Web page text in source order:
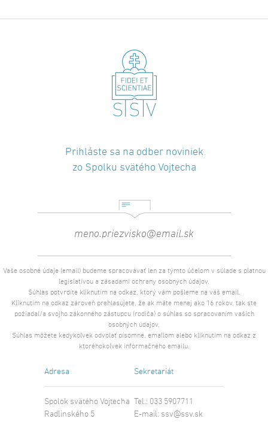
Prihláste sa na odber noviniek
zo Spolku svätého Vojtecha
Vaše osobné údaje (email) budeme spracovávať len za týmto účelom v súlade s platnou
legislatívou a zásadami ochrany osobných údajov.
Súhlas potvrdíte kliknutím na odkaz, ktorý vám pošleme na váš email.
Kliknutím na odkaz zároveň prehlasujete, že ak máte menej ako 16 rokov, tak ste
požiadal/a svojho zákonného zástupcu (rodiča) o súhlas so spracovaním vašich
osobných údajov.
Súhlas môžete kedykoľvek odvolať písomne, emailom alebo kliknutím na odkaz z
ktoréhokoľvek informačného emailu.
Adresa
Spolok svätého Vojtecha
Radlinského 5
Sekretariát
Tel.: 033 5907711
E-mail: ssv@ssv.sk